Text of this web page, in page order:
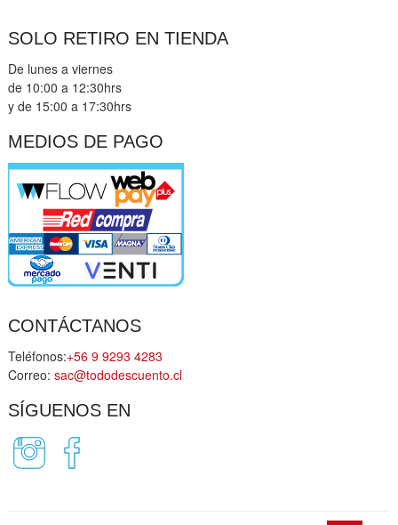
SOLO RETIRO EN TIENDA
De lunes a viernes
de 10:00 a 12:30hrs
y de 15:00 a 17:30hrs
MEDIOS DE PAGO
CONTÁCTANOS
Teléfonos:+56 9 9293 4283
Correo: sac@tododescuento.cl
SÍGUENOS EN